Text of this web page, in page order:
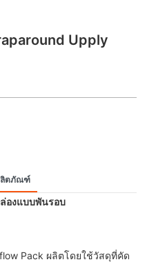
Upply
ลิตภัณฑ์
องแบบพันรอบ
Pack ผลิตโดยใช้วัสดุที่คัด